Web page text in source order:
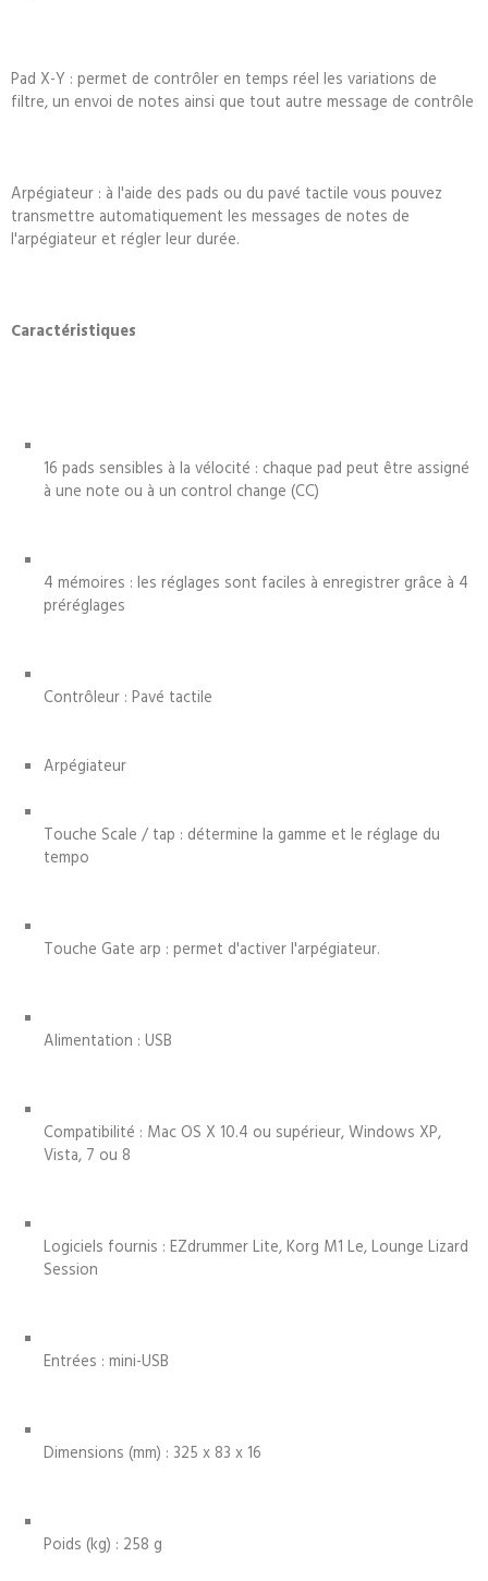
Pad X-Y : permet de contrôler en temps réel les variations de
filtre, un envoi de notes ainsi que tout autre message de contrôle
Arpégiateur : à l'aide des pads ou du pavé tactile vous pouvez
transmettre automatiquement les messages de notes de
l'arpégiateur et régler leur durée.
Caractéristiques
16 pads sensibles à la vélocité : chaque pad peut être assigné
à une note ou à un control change (CC)
4 mémoires : les réglages sont faciles à enregistrer grâce à 4
préréglages
Contrôleur : Pavé tactile
Arpégiateur
Touche Scale / tap : détermine la gamme et le réglage du
tempo
Touche Gate arp : permet d'activer l'arpégiateur.
Alimentation : USB
Compatibilité : Mac OS X 10.4 ou supérieur, Windows XP,
Vista, 7 ou 8
Logiciels fournis : EZdrummer Lite, Korg M1 Le, Lounge Lizard
Session
Entrées : mini-USB
Dimensions (mm) : 325 x 83 x 16
Poids (kg) : 258 g